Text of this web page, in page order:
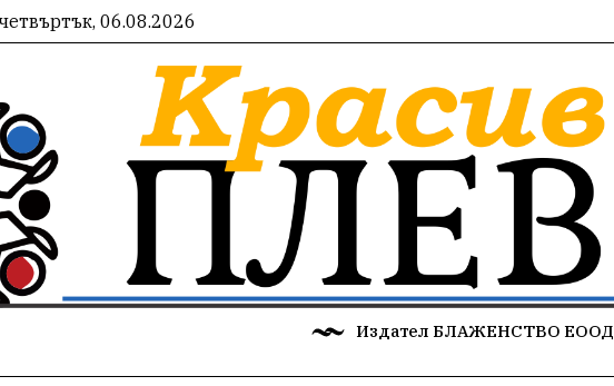
06.08.2026
Издател БЛАЖЕНСТВО ЕООД